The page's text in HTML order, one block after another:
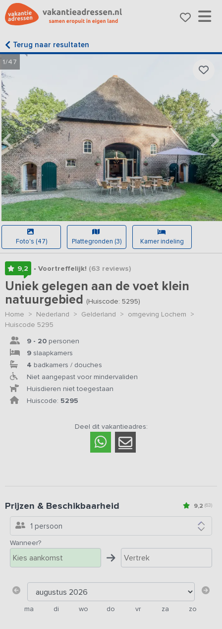
Terug naar resultaten
1/47
Foto's (47) Plattegronden (3) Kamer indeling
9,2 • Voortreffelijk! (63 reviews)
Uniek gelegen aan de voet klein
natuurgebied (Huiscode: 5295)
Home > Nederland > Gelderland > omgeving Lochem >
Huiscode 5295
9 - 20 personen
9 slaapkamers
4 badkamers / douches
Niet aangepast voor mindervaliden
Huisdieren niet toegestaan
Huiscode: 5295
Deel dit vakantieadres:
9,2 (63)
Prijzen & Beschikbaarheid
1 persoon
Wanneer?
ma di wo do vr za zo